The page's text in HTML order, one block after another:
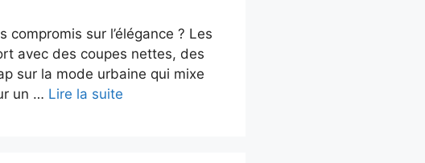
sur l’élégance ? Les
avec des coupes nettes, des
sur la mode urbaine qui mixe
un … Lire la suite